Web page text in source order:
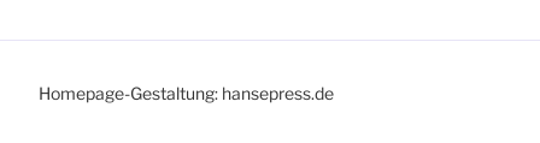
Homepage-Gestaltung: hansepress.de